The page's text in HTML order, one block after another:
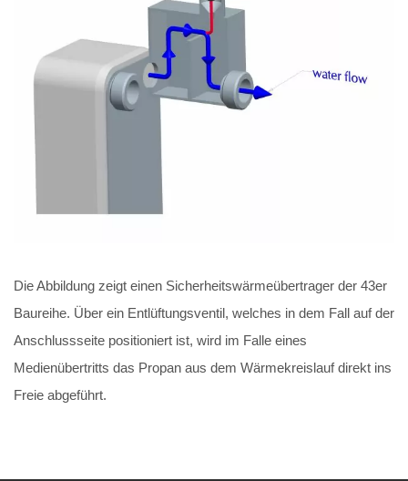
Die Abbildung zeigt einen Sicherheitswärmeübertrager der 43er
Baureihe. Über ein Entlüftungsventil, welches in dem Fall auf der
Anschlussseite positioniert ist, wird im Falle eines
Medienübertritts das Propan aus dem Wärmekreislauf direkt ins
Freie abgeführt.